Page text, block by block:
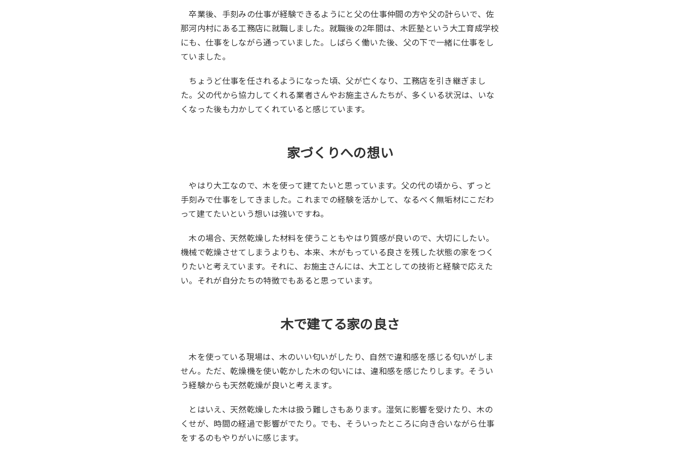
卒業後、手刻みの仕事が経験できるようにと父の仕事仲間の方や父の計らいで、佐
那河内村にある工務店に就職しました。就職後の2年間は、木匠塾という大工育成学校
にも、仕事をしながら通っていました。しばらく働いた後、父の下で一緒に仕事をし
ていました。
ちょうど仕事を任されるようになった頃、父が亡くなり、工務店を引き継ぎまし
た。父の代から協力してくれる業者さんやお施主さんたちが、多くいる状況は、いな
くなった後も力かしてくれていると感じています。
家づくりへの想い
やはり大工なので、木を使って建てたいと思っています。父の代の頃から、ずっと
手刻みで仕事をしてきました。これまでの経験を活かして、なるべく無垢材にこだわ
って建てたいという想いは強いですね。
木の場合、天然乾燥した材料を使うこともやはり質感が良いので、大切にしたい。
機械で乾燥させてしまうよりも、本来、木がもっている良さを残した状態の家をつく
りたいと考えています。それに、お施主さんには、大工としての技術と経験で応えた
い。それが自分たちの特徴でもあると思っています。
木で建てる家の良さ
木を使っている現場は、木のいい匂いがしたり、自然で違和感を感じる匂いがしま
せん。ただ、乾燥機を使い乾かした木の匂いには、違和感を感じたりします。そうい
う経験からも天然乾燥が良いと考えます。
とはいえ、天然乾燥した木は扱う難しさもあります。湿気に影響を受けたり、木の
くせが、時間の経過で影響がでたり。でも、そういったところに向き合いながら仕事
をするのもやりがいに感じます。